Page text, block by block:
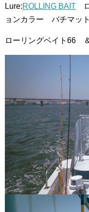
Lure:ROLLING BAIT
ョンカラー バチマッ
ローリングベイト